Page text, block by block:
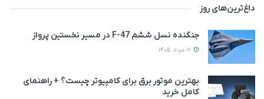
داغ‌ترین‌های روز
جنگنده نسل ششم F-47 در مسیر نخستین پرواز
بهترین موتور برق برای کامپیوتر چیست؟ + راهنمای
کامل خرید